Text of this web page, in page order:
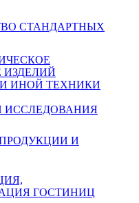
СТАНДАРТНЫХ
ИНОЙ ТЕХНИКИ
ИССЛЕДОВАНИЯ
И
ГОСТИНИЦ